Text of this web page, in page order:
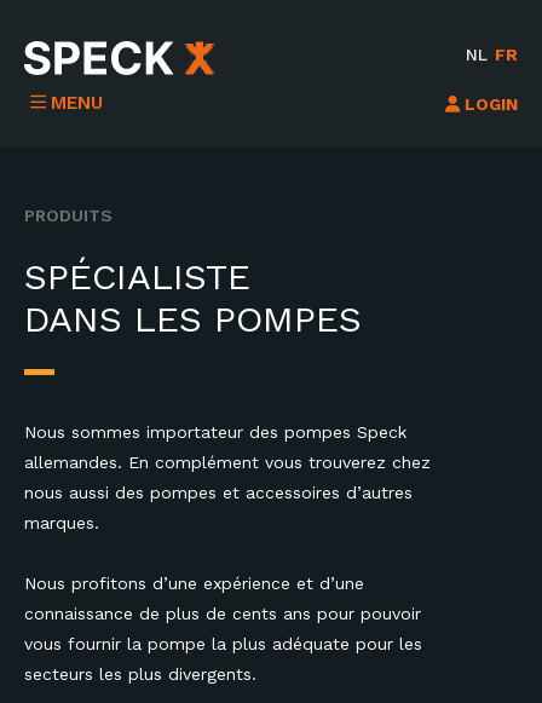
NL FR
LOGIN
MENU
PRODUITS
SPÉCIALISTE
DANS LES POMPES
Nous sommes importateur des pompes Speck
allemandes. En complément vous trouverez chez
nous aussi des pompes et accessoires d’autres
marques.
Nous profitons d’une expérience et d’une
connaissance de plus de cents ans pour pouvoir
vous fournir la pompe la plus adéquate pour les
secteurs les plus divergents.